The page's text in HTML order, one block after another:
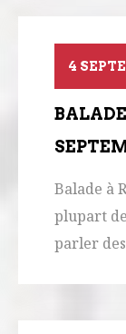
4
Balade à
plupart
parler